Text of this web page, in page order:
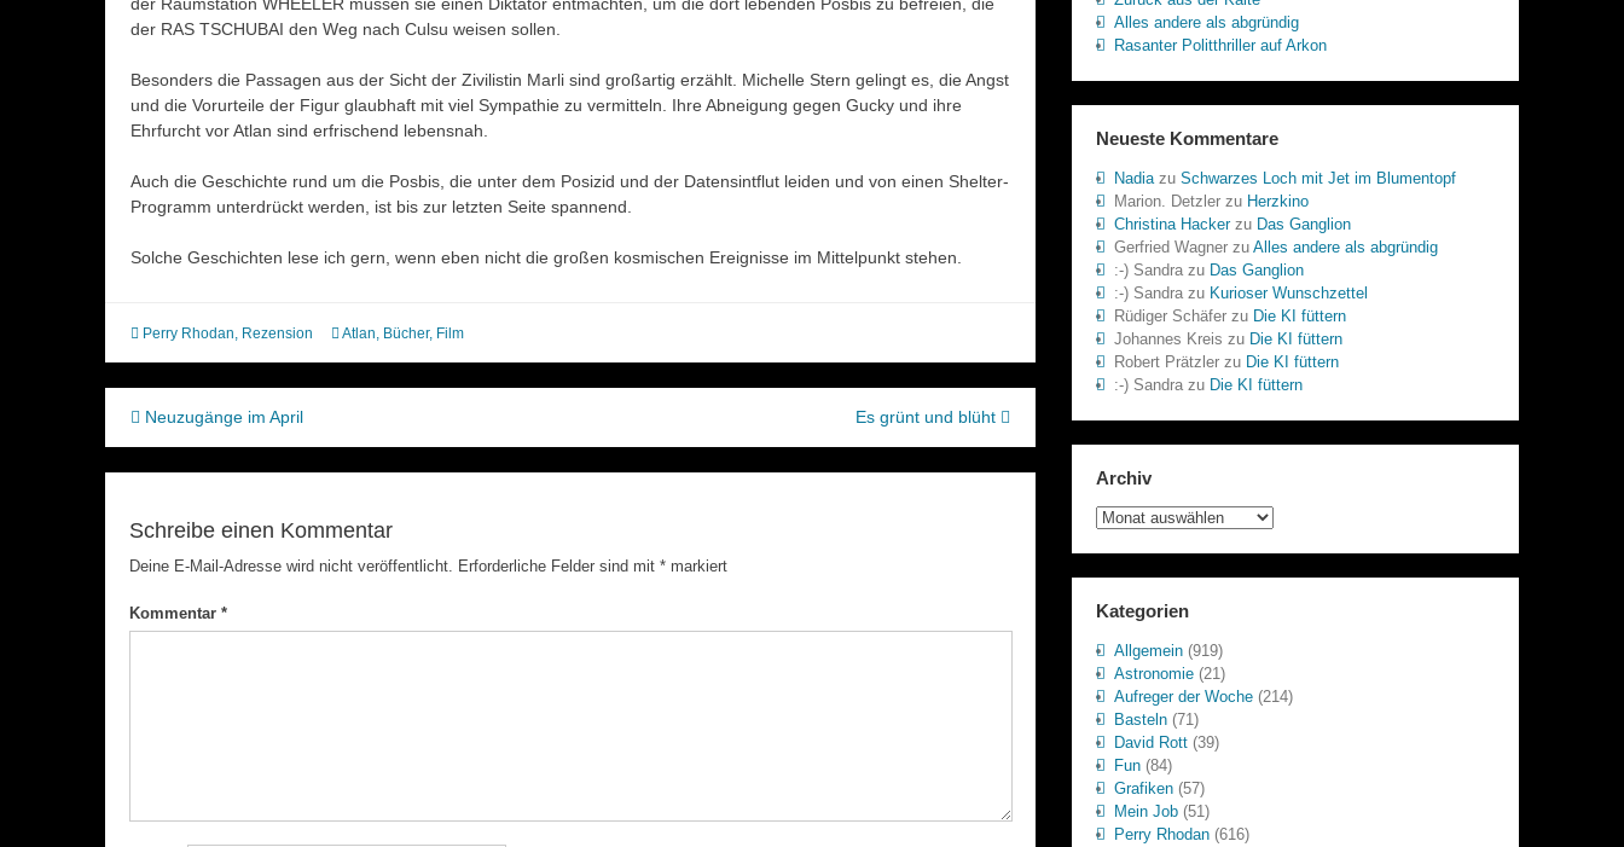
der RAS TSCHUBAI den Weg nach Culsu weisen sollen.
Besonders die Passagen aus der Sicht der Zivilistin Marli sind großartig erzählt. Michelle Stern gelingt es, die Angst
und die Vorurteile der Figur glaubhaft mit viel Sympathie zu vermitteln. Ihre Abneigung gegen Gucky und ihre
Ehrfurcht vor Atlan sind erfrischend lebensnah.
Auch die Geschichte rund um die Posbis, die unter dem Posizid und der Datensintflut leiden und von einen Shelter-
Programm unterdrückt werden, ist bis zur letzten Seite spannend.
Solche Geschichten lese ich gern, wenn eben nicht die großen kosmischen Ereignisse im Mittelpunkt stehen.
Perry Rhodan Rezension Atlan Bücher, Film
Beitragsnavigation
Neuzugänge im April Es grünt und blüht
Schreibe einen Kommentar
Deine E-Mail-Adresse wird nicht veröffentlicht. Erforderliche Felder sind mit *markiert
Kommentar *
Alles andere als abgründig
Rasanter Politthriller auf Arkon
Neueste Kommentare
Nadiazu Schwarzes Loch mit Jet im Blumentopf
Marion. Detzlerzu Herzkino
Christina Hackerzu Das Ganglion
Gerfried Wagnerzu Alles andere als abgründig
:-) Sandrazu Das Ganglion
:-) Sandrazu Kurioser Wunschzettel
Rüdiger Schäferzu Die KI füttern
Johannes Kreis zu Die KI füttern
Robert Prätzlerzu Die KI füttern
:-) Sandrazu Die KI füttern
Archiv
Archiv
Kategorien
Allgemein(919)
Astronomie(21)
Aufreger der Woche(214)
Basteln(71)
David Rott(39)
Fun(84)
Grafiken(57)
Mein Job(51)
Perry Rhodan(616)